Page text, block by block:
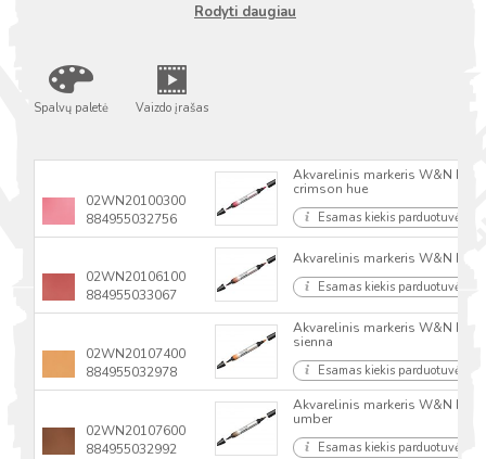
Rodyti daugiau
Spalvų paletė Vaizdo įrašas
02WN20100300
884955032756
Akvarelinis markeris W&N
crimson hue
Esamas kiekis parduotuvėse
02WN20106100
884955033067
Akvarelinis markeris W&N
Esamas kiekis parduotuvėse
02WN20107400
884955032978
Akvarelinis markeris W&N
sienna
Esamas kiekis parduotuvėse
02WN20107600
884955032992
Akvarelinis markeris W&N
umber
Esamas kiekis parduotuvėse